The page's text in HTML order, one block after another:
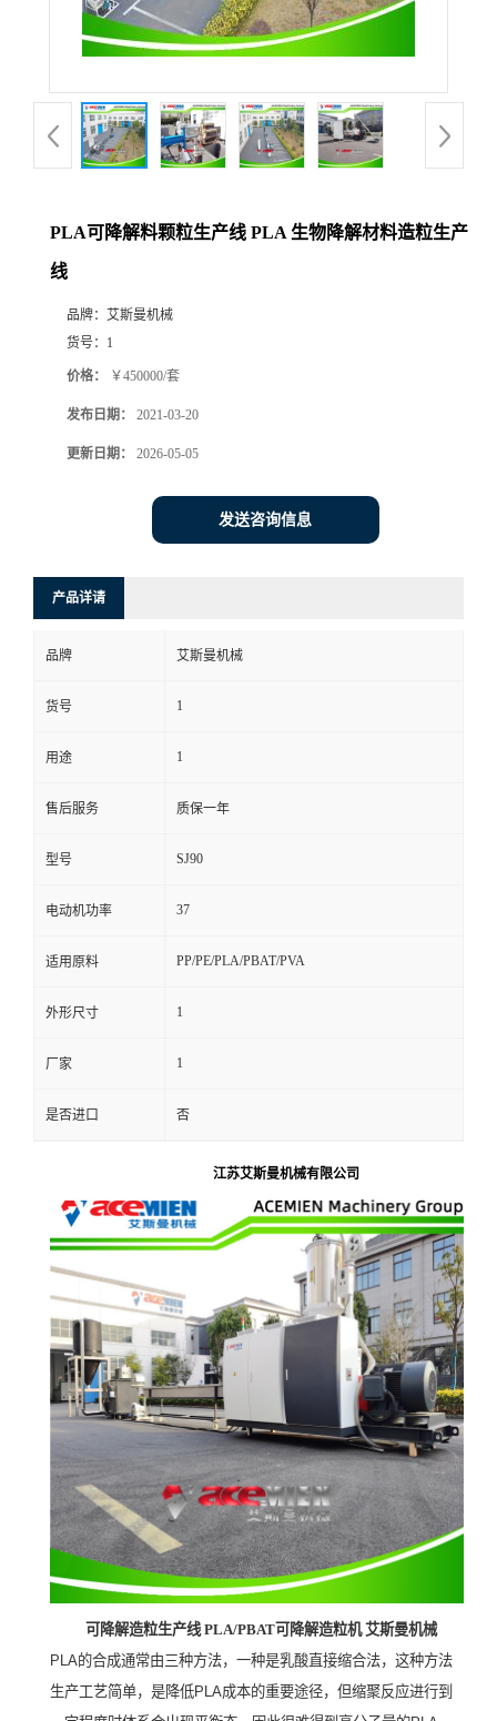
PLA可降解料颗粒生产线 PLA 生物降解材料造粒生产
线
品牌： 艾斯曼机械
货号： 1
价格： ￥450000/套
发布日期： 2021-03-20
更新日期： 2026-05-05
发送咨询信息
产品详请
品牌 艾斯曼机械
货号 1
用途 1
售后服务 质保一年
型号 SJ90
电动机功率 37
适用原料 PP/PE/PLA/PBAT/PVA
外形尺寸 1
厂家 1
是否进口 否
江苏艾斯曼机械有限公司
可降解造粒生产线PLA/PBAT可降解造粒机 艾斯曼机械
PLA的合成通常由三种方法，一种是乳酸直接缩合法，这种方法
生产工艺简单，是降低PLA成本的重要途径， 但缩聚反应进行到